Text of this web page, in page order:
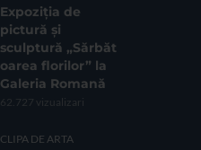
Expoziția de
pictură și
sculptură „Sărbăt
oarea florilor” la
Galeria Romană
62.727 vizualizari
CLIPA DE ARTA